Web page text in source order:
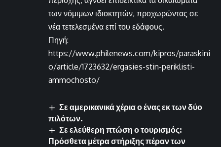
των νόμιμων ιδιοκτητών, προχωρώντας σε
νέα τετελεσμένα επί του εδάφους.
Πηγή:
https://www.philenews.com/kipros/paraskini
o/article/1723632/ergasies-stin-periklisti-
ammochosto/
Σε αμερικανικά χέρια ο ένας εκ των δύο
πιλότων.
Σε ελεύθερη πτώση ο τουρισμός:
Πρόσθετα μέτρα στήριξης πέραν των